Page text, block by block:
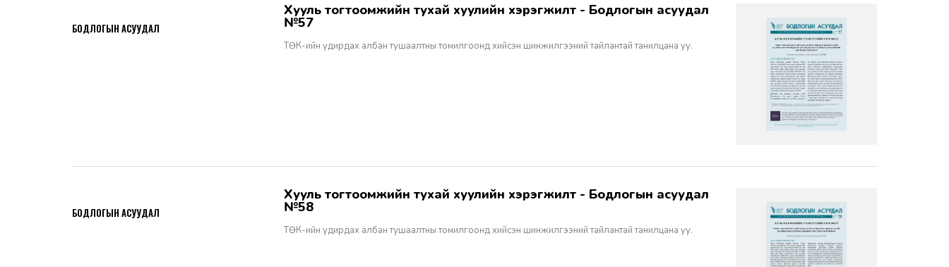
Хууль тогтоомжийн тухай хуулийн хэрэгжилт - Бодлогын асуудал
№57
ТӨК-ийн удирдах албан тушаалтны томилгоонд хийсэн шинжилгээний тайлантай танилцана уу.
БОДЛОГЫН АСУУДАЛ
Хууль тогтоомжийн тухай хуулийн хэрэгжилт - Бодлогын асуудал
№58
ТӨК-ийн удирдах албан тушаалтны томилгоонд хийсэн шинжилгээний тайлантай танилцана уу.
БОДЛОГЫН АСУУДАЛ